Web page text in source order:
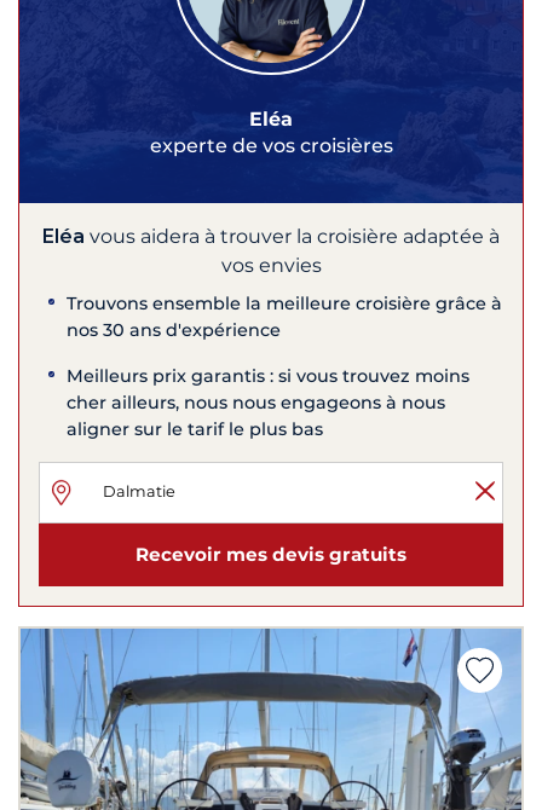
Eléa
experte de vos croisières
Eléa vous aidera à trouver la croisière adaptée à
vos envies
Trouvons ensemble la meilleure croisière grâce à
nos 30 ans d'expérience
Meilleurs prix garantis : si vous trouvez moins
cher ailleurs, nous nous engageons à nous
aligner sur le tarif le plus bas
Recevoir mes devis gratuits